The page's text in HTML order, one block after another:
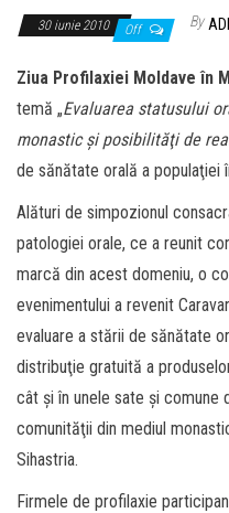
30 iunie 2010 Off By
Ziua Profilaxiei Moldave în
temă „Evaluarea statusului
monastic şi posibilităţi de
de sănătate orală a populaţiei
Alături de simpozionul
patologiei orale, ce a reunit
marcă din acest domeniu, o
evenimentului a revenit
evaluare a stării de sănătate
distribuţie gratuită a
cât şi în unele sate şi comune
comunităţii din mediul
Sihastria.
Firmele de profilaxie